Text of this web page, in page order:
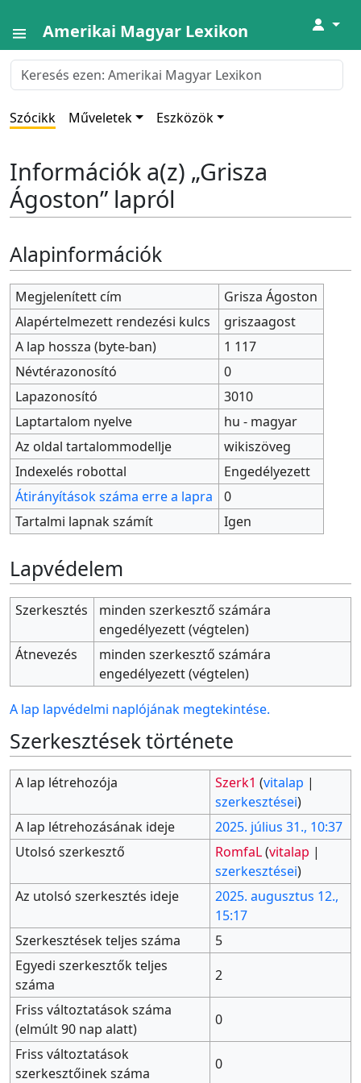
Amerikai Magyar Lexikon ↓
Szócikk Műveletek Eszközök
Információk a(z) „Grisza
Ágoston” lapról
Alapinformációk
Megjelenített cím
Grisza Ágoston
Alapértelmezett rendezési kulcs
griszaagost
A lap hossza (byte-ban)
1 117
Névtérazonosító
0
Lapazonosító
3010
Laptartalom nyelve
hu - magyar
Az oldal tartalommodellje
wikiszöveg
Indexelés robottal
Engedélyezett
Átirányítások száma erre a lapra
0
Tartalmi lapnak számít
Igen
Lapvédelem
Szerkesztés
minden szerkesztő számára
engedélyezett (végtelen)
Átnevezés
minden szerkesztő számára
engedélyezett (végtelen)
A lap lapvédelmi naplójának megtekintése.
Szerkesztések története
A lap létrehozója Szerk1 (vitalap |
szerkesztései)
A lap létrehozásának ideje
2025. július 31., 10:37
Utolsó szerkesztő
RomfaL(vitalap |
szerkesztései)
Az utolsó szerkesztés ideje
2025. augusztus 12.,
15:17
Szerkesztések teljes száma
5
Egyedi szerkesztők teljes
száma
2
Friss változtatások száma
(elmúlt 90 nap alatt)
0
Friss változtatások
szerkesztőinek száma
0